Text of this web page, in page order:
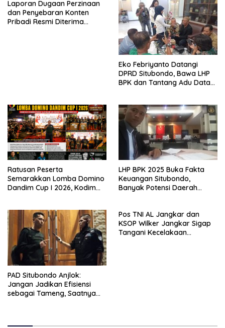
Laporan Dugaan Perzinaan
dan Penyebaran Konten
Pribadi Resmi Diterima
Eko Febriyanto Datangi
DPRD Situbondo, Bawa LHP
BPK dan Tantang Adu Data
Ratusan Peserta
Semarakkan Lomba Domino
Dandim Cup I 2026, Kodim
Penguatan Ekonomi Desa
LHP BPK 2025 Buka Fakta
Keuangan Situbondo,
Banyak Potensi Daerah
PAD Situbondo Anjlok:
Jangan Jadikan Efisiensi
sebagai Tameng, Saatnya
Pos TNI AL Jangkar dan
KSOP Wilker Jangkar Sigap
Tangani Kecelakaan